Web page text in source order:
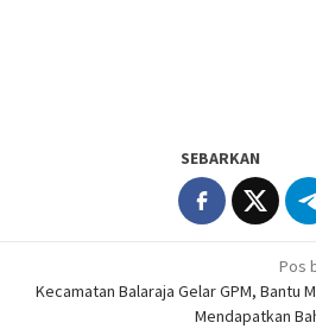
SEBARKAN
Pos
Kecamatan Balaraja Gelar GPM, Bantu
Mendapatkan